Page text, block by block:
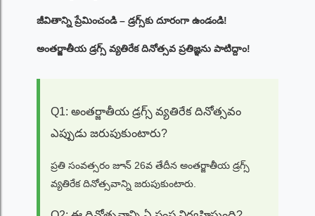
జీవితాన్ని ప్రేమించండి – డ్రగ్స్‌కు దూరంగా ఉండండి!
అంతర్జాతీయ డ్రగ్స్ వ్యతిరేక దినోత్సవ ప్రతిజ్ఞను పాటిద్దాం!
Q1: అంతర్జాతీయ డ్రగ్స్ వ్యతిరేక దినోత్సవం
ఎప్పుడు జరుపుకుంటారు?
ప్రతి సంవత్సరం జూన్ 26వ తేదీన అంతర్జాతీయ డ్రగ్స్
వ్యతిరేక దినోత్సవాన్ని జరుపుకుంటారు.